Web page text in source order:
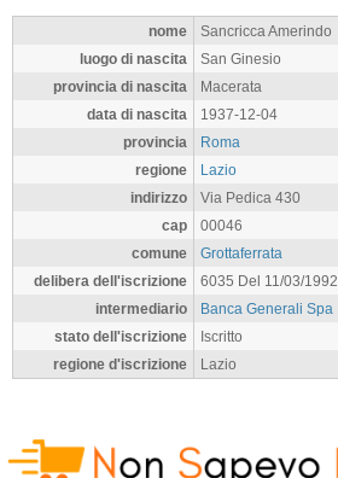
nome
Sancricca Amerindo
luogo di nascita
San Ginesio
provincia di nascita
Macerata
data di nascita
1937-12-04
provincia
Roma
regione
Lazio
indirizzo
Via Pedica 430
cap
00046
comune
Grottaferrata
delibera dell'iscrizione
6035 Del 11/03/1992
intermediario
Banca Generali Spa
stato dell'iscrizione
Iscritto
regione d'iscrizione
Lazio